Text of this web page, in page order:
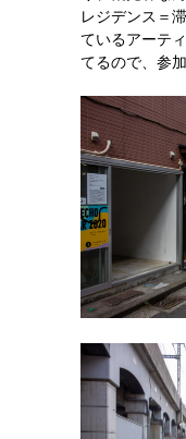
レジデンス＝
ているアーテ
てるので、参